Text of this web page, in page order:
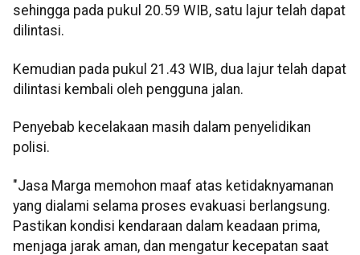
sehingga pada pukul 20.59 WIB, satu lajur telah dapat
dilintasi.
Kemudian pada pukul 21.43 WIB, dua lajur telah dapat
dilintasi kembali oleh pengguna jalan.
Penyebab kecelakaan masih dalam penyelidikan
polisi.
"Jasa Marga memohon maaf atas ketidaknyamanan
yang dialami selama proses evakuasi berlangsung.
Pastikan kondisi kendaraan dalam keadaan prima,
menjaga jarak aman, dan mengatur kecepatan saat